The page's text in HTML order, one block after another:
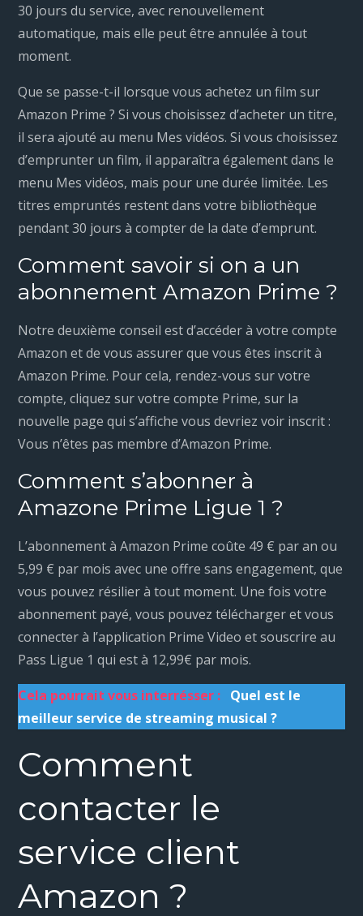
30 jours du service, avec renouvellement
automatique, mais elle peut être annulée à tout
moment.
Que se passe-t-il lorsque vous achetez un film sur
Amazon Prime ? Si vous choisissez d’acheter un titre,
il sera ajouté au menu Mes vidéos. Si vous choisissez
d’emprunter un film, il apparaîtra également dans le
menu Mes vidéos, mais pour une durée limitée. Les
titres empruntés restent dans votre bibliothèque
pendant 30 jours à compter de la date d’emprunt.
Comment savoir si on a un
abonnement Amazon Prime ?
Notre deuxième conseil est d’accéder à votre compte
Amazon et de vous assurer que vous êtes inscrit à
Amazon Prime. Pour cela, rendez-vous sur votre
compte, cliquez sur votre compte Prime, sur la
nouvelle page qui s’affiche vous devriez voir inscrit :
Vous n’êtes pas membre d’Amazon Prime.
Comment s’abonner à
Amazone Prime Ligue 1 ?
L’abonnement à Amazon Prime coûte 49 € par an ou
5,99 € par mois avec une offre sans engagement, que
vous pouvez résilier à tout moment. Une fois votre
abonnement payé, vous pouvez télécharger et vous
connecter à l’application Prime Video et souscrire au
Pass Ligue 1 qui est à 12,99€ par mois.
Cela pourrait vous interrésser : Quel est le
meilleur service de streaming musical ?
Comment
contacter le
service client
Amazon ?